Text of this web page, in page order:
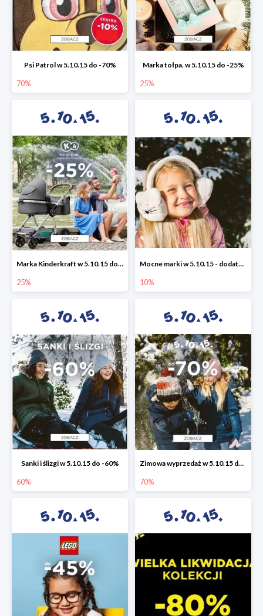
Psi Patrol w 5.10.15 do -70%
70%
Marka tołpa. w 5.10.15 do -25%
25%
Marka Kinderkraft w 5.10.15 do -25%
25%
Mocne marki w 5.10.15 - dodatkowe -10% rabatu
10%
Sanki i ślizgi w 5.10.15 do -60%
60%
Zimowa wyprzedaż w 5.10.15 do -70%
70%